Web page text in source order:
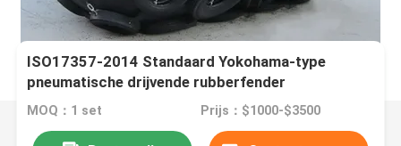
ISO17357-2014 Standaard Yokohama-type
pneumatische drijvende rubberfender
MOQ：1 set Prijs：$1000-$3500